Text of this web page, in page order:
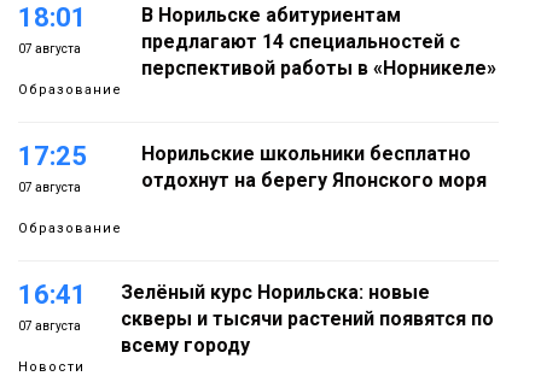
18:01
07 августа
Образование
В Норильске абитуриентам
предлагают 14 специальностей с
перспективой работы в «Норникеле»
17:25
07 августа
Образование
Норильские школьники бесплатно
отдохнут на берегу Японского моря
16:41
07 августа
Новости
Зелёный курс Норильска: новые
скверы и тысячи растений появятся по
всему городу